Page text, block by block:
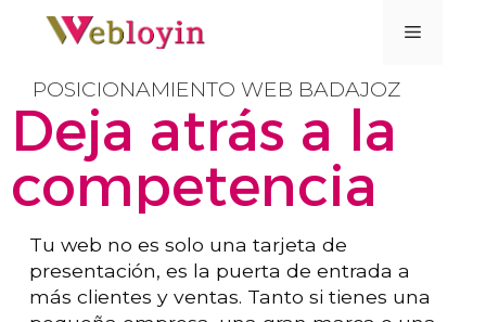
POSICIONAMIENTO WEB BADAJOZ
Deja atrás a la
competencia
Tu web no es solo una tarjeta de
presentación, es la puerta de entrada a
más clientes y ventas. Tanto si tienes una